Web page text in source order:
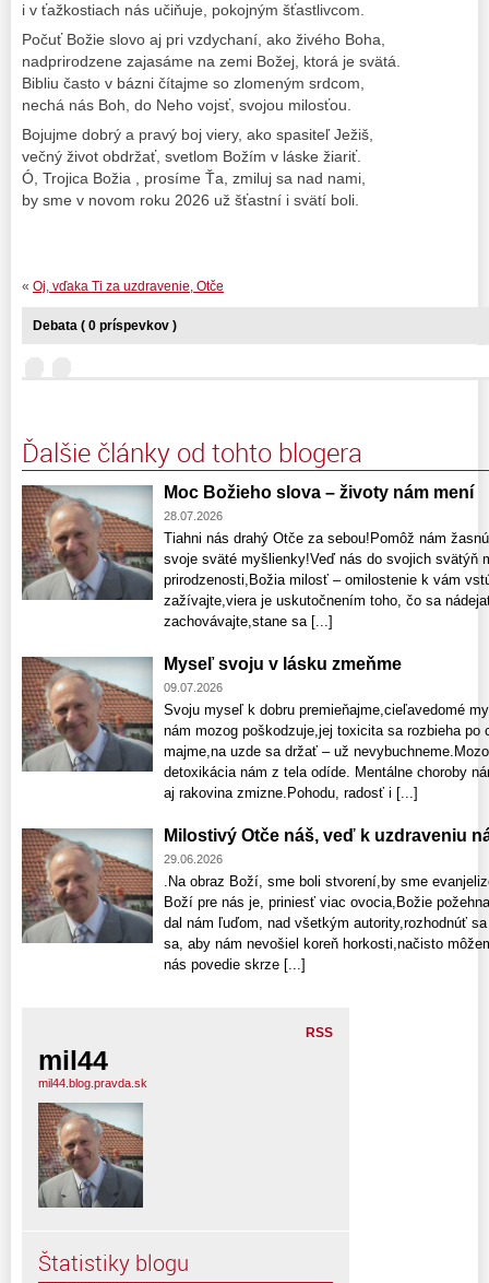
i v ťažkostiach nás učiňuje, pokojným šťastlivcom.
Počuť Božie slovo aj pri vzdychaní, ako živého Boha,
nadprirodzene zajasáme na zemi Božej, ktorá je svätá.
Bibliu často v bázni čítajme so zlomeným srdcom,
nechá nás Boh, do Neho vojsť, svojou milosťou.
Bojujme dobrý a pravý boj viery, ako spasiteľ Ježiš,
večný život obdržať, svetlom Božím v láske žiariť.
Ó, Trojica Božia , prosíme Ťa, zmiluj sa nad nami,
by sme v novom roku 2026 už šťastní i svätí boli.
« Oj, vďaka Ti za uzdravenie, Otče
Debata ( 0 príspevkov )
Ďalšie články od tohto blogera
Moc Božieho slova – životy nám mení
28.07.2026
Tiahni nás drahý Otče za sebou!Pomôž nám
svoje sväté myšlienky!Veď nás do svojich svätýň
prirodzenosti,Božia milosť – omilostenie k vám
zažívajte,viera je uskutočnením toho, čo sa
zachovávajte,stane sa [...]
Myseľ svoju v lásku zmeňme
09.07.2026
Svoju myseľ k dobru premieňajme,cieľavedomé
nám mozog poškodzuje,jej toxicita sa rozbieha po
majme,na uzde sa držať – už
detoxikácia nám z tela odíde. Mentálne choroby
aj rakovina zmizne.Pohodu, radosť i [...]
Milostivý Otče náš, veď k uzdraveniu
29.06.2026
.Na obraz Boží, sme boli stvorení,by sme
Boží pre nás je, priniesť viac ovocia,Božie
dal nám ľuďom, nad všetkým autority,rozhodnúť
sa, aby nám nevošiel koreň horkosti,načisto
nás povedie skrze [...]
RSS
mil44
mil44.blog.pravda.sk
Štatistiky blogu